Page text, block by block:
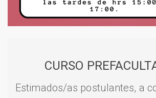
CURSO
Estimados/as postulantes, a